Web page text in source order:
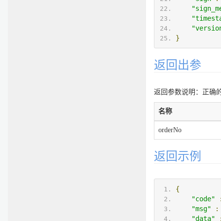
}
返回出参
返回参数说明：正确
名称
orderNo
返回示例
{
"code"
"msg"
:
"data"